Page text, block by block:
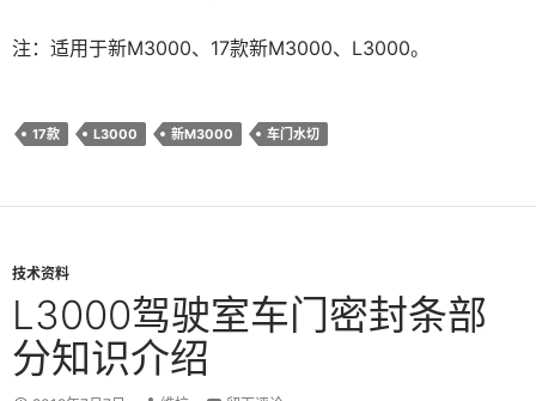
注：适用于新M3000、17款新M3000、L3000。
17款 L3000 新M3000 车门水切
技术资料
L3000驾驶室车门密封条部
分知识介绍